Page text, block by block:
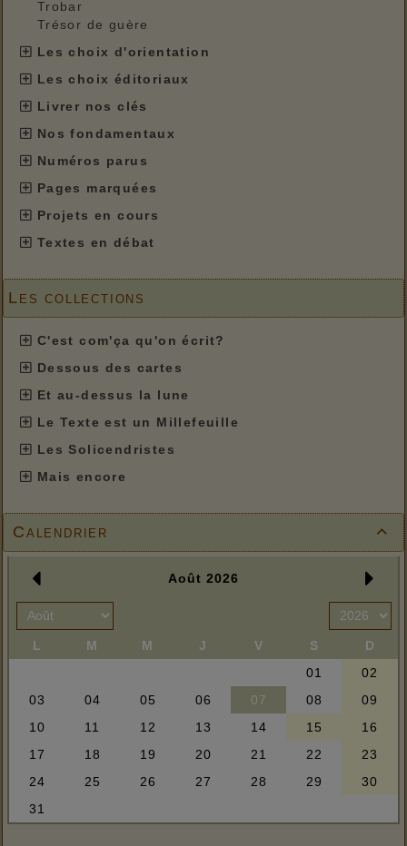
Trobar
Trésor de guère
Les choix d'orientation
Les choix éditoriaux
Livrer nos clés
Nos fondamentaux
Numéros parus
Pages marquées
Projets en cours
Textes en débat
Les collections
C'est com'ça qu'on écrit?
Dessous des cartes
Et au-dessus la lune
Le Texte est un Millefeuille
Les Solicendristes
Mais encore

Calendrier